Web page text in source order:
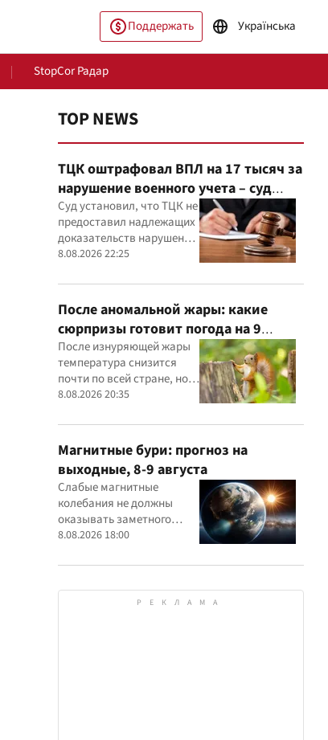
Поддержать Українська
StopCor Радар
Мир
TOP NEWS
ТЦК оштрафовал ВПЛ на 17 тысяч за
нарушение военного учета – суд
нашел нарушения в действиях ТЦК
Суд установил, что ТЦК не
предоставил надлежащих
доказательств нарушения
военного учета, а мужчине
образом о дате и месте
рассмотрения дела
8.08.2026 22:25
После аномальной жары: какие
сюрпризы готовит погода на 9
августа
После изнуряющей жары
температура снизится
почти по всей стране, но
на юге еще будет до +30° и
8.08.2026 20:35
Магнитные бури: прогноз на
выходные, 8-9 августа
Слабые магнитные
колебания не должны
оказывать заметного
влияния на самочувствие
8.08.2026 18:00